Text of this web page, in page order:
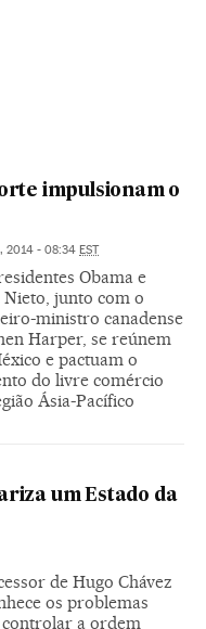
impulsionam o
2014 - 08:34 EST
Obama e
Nieto, junto com o
ministro canadense
Harper, se reúnem
e pactuam o
do livre comércio
Ásia-Pacífico
um Estado da
de Hugo Chávez
os problemas
a ordem